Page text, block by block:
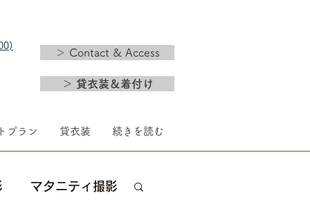
＞ Contact & Access
＞ 貸衣装＆着付け
プラン 貸衣装 続きを読む
マタニティ撮影